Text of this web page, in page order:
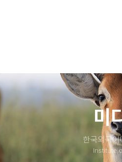
o
언론 보도
연구소활동
연구소 운영
미
한국외국
Institute